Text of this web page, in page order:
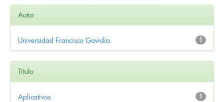
Autor
1
Universidad Francisco Gavidia
Título
1
Aplicativos